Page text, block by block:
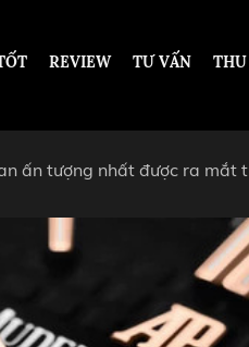
TỪ
TỪ
REVIEW TƯ VẤN
ấn tượng nhất được ra